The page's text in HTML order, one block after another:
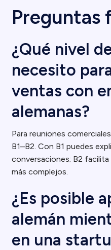
Preguntas
¿Qué nivel
necesito
ventas con
alemanas?
Para reuniones
B1–B2. Con B1 puedes
conversaciones; B2
más complejos.
¿Es posible
alemán
en una